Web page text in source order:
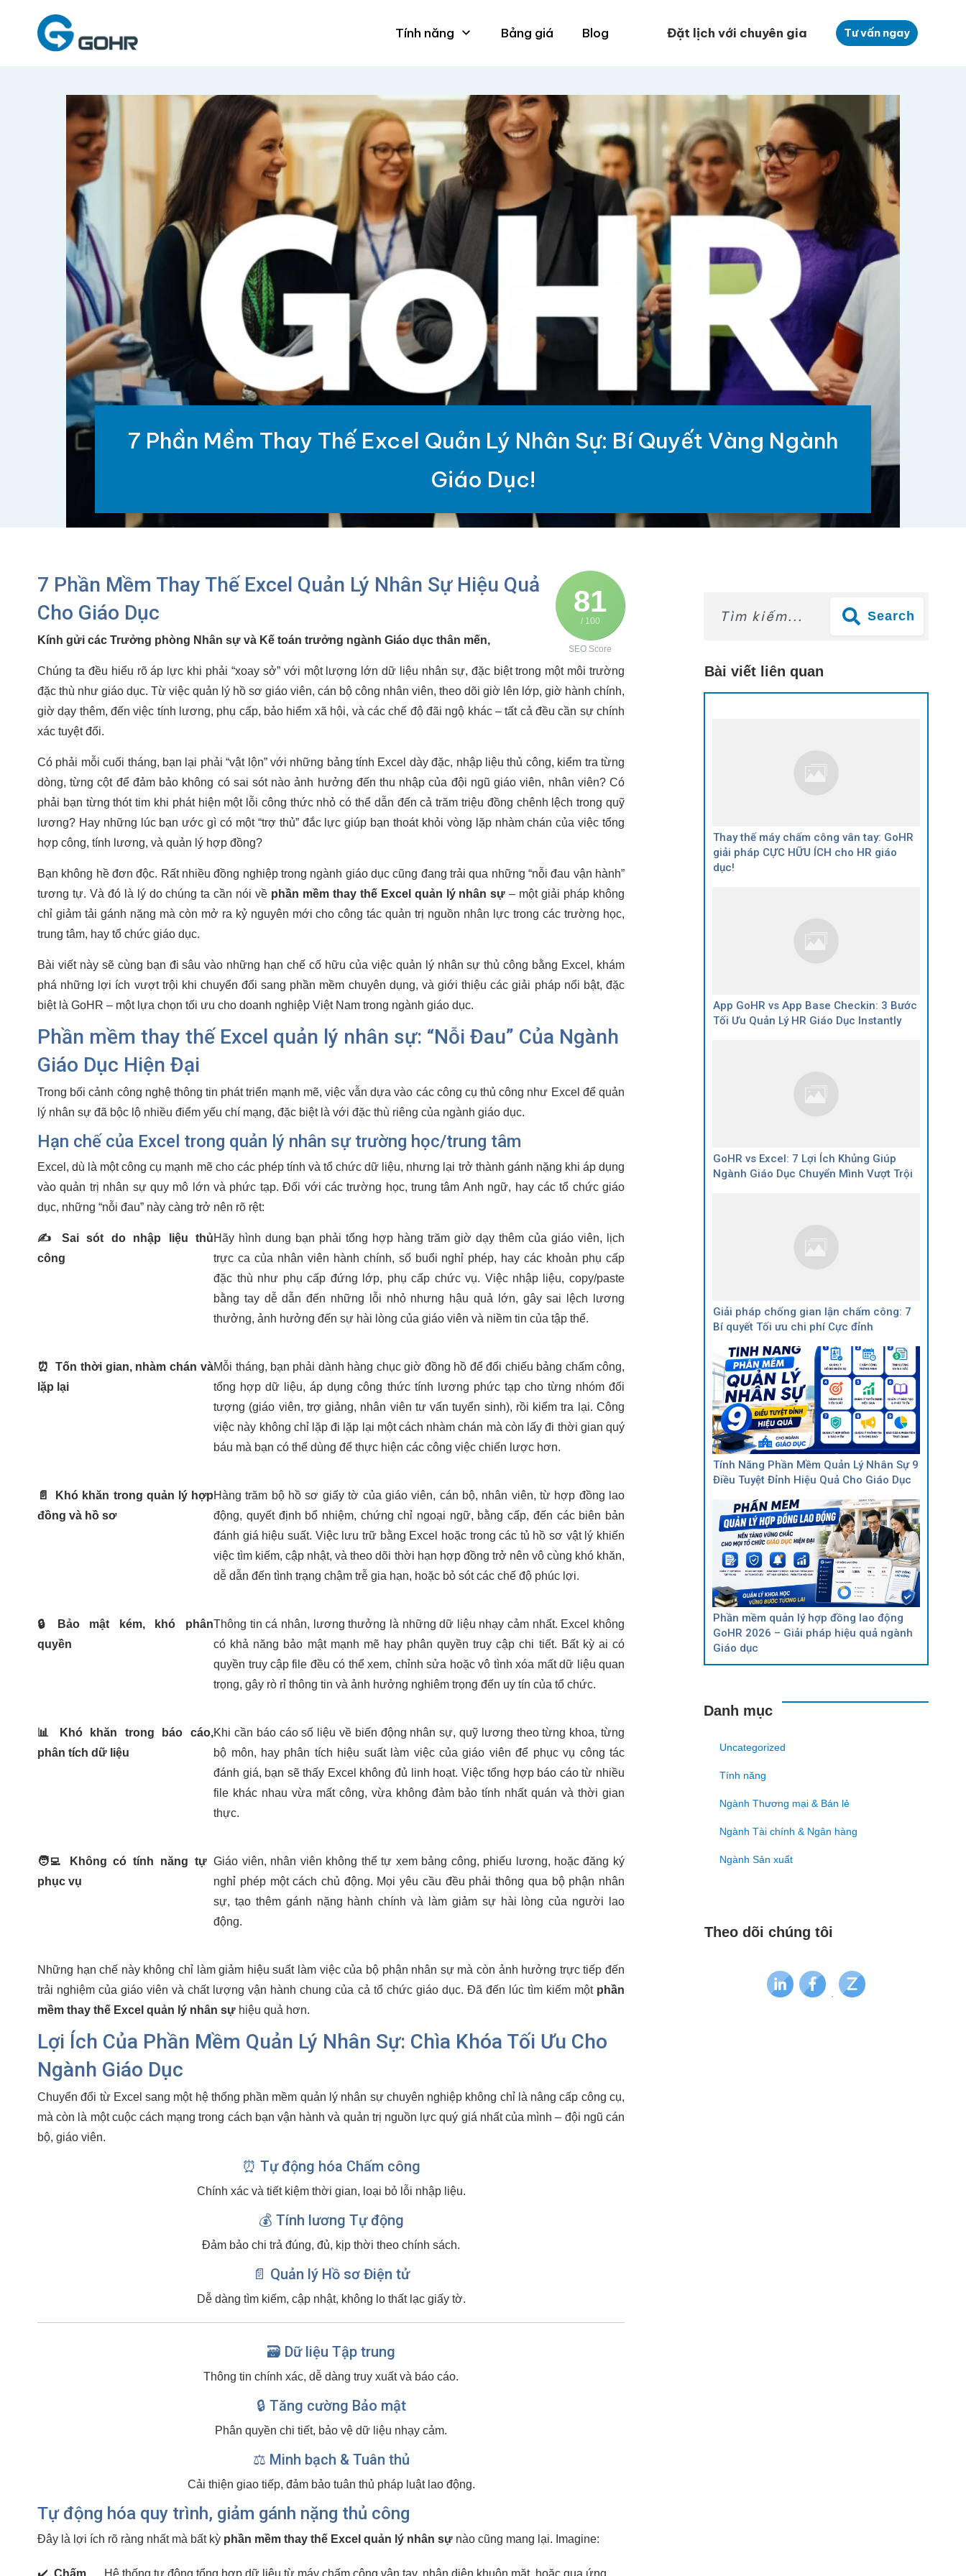
Tính năng Bảng giá Blog Đặt lịch với chuyên gia Tư vấn ngay
7 Phần Mềm Thay Thế Excel Quản Lý Nhân Sự: Bí Quyết Vàng Ngành
Giáo Dục!
81
/ 100
SEO Score
7 Phần Mềm Thay Thế Excel Quản Lý Nhân Sự Hiệu Quả
Cho Giáo Dục
Kính gửi các Trưởng phòng Nhân sự và Kế toán trưởng ngành Giáo dục thân mến,
Chúng ta đều hiểu rõ áp lực khi phải “xoay sở” với một lượng lớn dữ liệu nhân sự, đặc biệt trong một môi trường
đặc thù như giáo dục. Từ việc quản lý hồ sơ giáo viên, cán bộ công nhân viên, theo dõi giờ lên lớp, giờ hành chính,
giờ dạy thêm, đến việc tính lương, phụ cấp, bảo hiểm xã hội, và các chế độ đãi ngộ khác – tất cả đều cần sự chính
xác tuyệt đối.
Có phải mỗi cuối tháng, bạn lại phải “vật lộn” với những bảng tính Excel dày đặc, nhập liệu thủ công, kiểm tra từng
dòng, từng cột để đảm bảo không có sai sót nào ảnh hưởng đến thu nhập của đội ngũ giáo viên, nhân viên? Có
phải bạn từng thót tim khi phát hiện một lỗi công thức nhỏ có thể dẫn đến cả trăm triệu đồng chênh lệch trong quỹ
lương? Hay những lúc bạn ước gì có một “trợ thủ” đắc lực giúp bạn thoát khỏi vòng lặp nhàm chán của việc tổng
hợp công, tính lương, và quản lý hợp đồng?
Bạn không hề đơn độc. Rất nhiều đồng nghiệp trong ngành giáo dục cũng đang trải qua những “nỗi đau vận hành”
tương tự. Và đó là lý do chúng ta cần nói về phần mềm thay thế Excel quản lý nhân sự – một giải pháp không
chỉ giảm tải gánh nặng mà còn mở ra kỷ nguyên mới cho công tác quản trị nguồn nhân lực trong các trường học,
trung tâm, hay tổ chức giáo dục.
Bài viết này sẽ cùng bạn đi sâu vào những hạn chế cố hữu của việc quản lý nhân sự thủ công bằng Excel, khám
phá những lợi ích vượt trội khi chuyển đổi sang phần mềm chuyên dụng, và giới thiệu các giải pháp nổi bật, đặc
biệt là GoHR – một lựa chọn tối ưu cho doanh nghiệp Việt Nam trong ngành giáo dục.
Phần mềm thay thế Excel quản lý nhân sự: “Nỗi Đau” Của Ngành
Giáo Dục Hiện Đại
Trong bối cảnh công nghệ thông tin phát triển mạnh mẽ, việc vẫn dựa vào các công cụ thủ công như Excel để quản
lý nhân sự đã bộc lộ nhiều điểm yếu chí mạng, đặc biệt là với đặc thù riêng của ngành giáo dục.
Hạn chế của Excel trong quản lý nhân sự trường học/trung tâm
Excel, dù là một công cụ mạnh mẽ cho các phép tính và tổ chức dữ liệu, nhưng lại trở thành gánh nặng khi áp dụng
vào quản trị nhân sự quy mô lớn và phức tạp. Đối với các trường học, trung tâm Anh ngữ, hay các tổ chức giáo
dục, những “nỗi đau” này càng trở nên rõ rệt:
✍️
Sai sót do nhập liệu thủ
công
Hãy hình dung bạn phải tổng hợp hàng trăm giờ dạy thêm của giáo viên, lịch
trực ca của nhân viên hành chính, số buổi nghỉ phép, hay các khoản phụ cấp
đặc thù như phụ cấp đứng lớp, phụ cấp chức vụ. Việc nhập liệu, copy/paste
bằng tay dễ dẫn đến những lỗi nhỏ nhưng hậu quả lớn, gây sai lệch lương
thưởng, ảnh hưởng đến sự hài lòng của giáo viên và niềm tin của tập thể.
⏰
Tốn thời gian, nhàm chán và
lặp lại
Mỗi tháng, bạn phải dành hàng chục giờ đồng hồ để đối chiếu bảng chấm công,
tổng hợp dữ liệu, áp dụng công thức tính lương phức tạp cho từng nhóm đối
tượng (giáo viên, trợ giảng, nhân viên tư vấn tuyển sinh), rồi kiểm tra lại. Công
việc này không chỉ lặp đi lặp lại một cách nhàm chán mà còn lấy đi thời gian quý
báu mà bạn có thể dùng để thực hiện các công việc chiến lược hơn.
📄
Khó khăn trong quản lý hợp
đồng và hồ sơ
Hàng trăm bộ hồ sơ giấy tờ của giáo viên, cán bộ, nhân viên, từ hợp đồng lao
động, quyết định bổ nhiệm, chứng chỉ ngoại ngữ, bằng cấp, đến các biên bản
đánh giá hiệu suất. Việc lưu trữ bằng Excel hoặc trong các tủ hồ sơ vật lý khiến
việc tìm kiếm, cập nhật, và theo dõi thời hạn hợp đồng trở nên vô cùng khó khăn,
dễ dẫn đến tình trạng chậm trễ gia hạn, hoặc bỏ sót các chế độ phúc lợi.
🔒
Bảo mật kém, khó phân
quyền
Thông tin cá nhân, lương thưởng là những dữ liệu nhạy cảm nhất. Excel không
có khả năng bảo mật mạnh mẽ hay phân quyền truy cập chi tiết. Bất kỳ ai có
quyền truy cập file đều có thể xem, chỉnh sửa hoặc vô tình xóa mất dữ liệu quan
trọng, gây rò rỉ thông tin và ảnh hưởng nghiêm trọng đến uy tín của tổ chức.
📊
Khó khăn trong báo cáo,
phân tích dữ liệu
Khi cần báo cáo số liệu về biến động nhân sự, quỹ lương theo từng khoa, từng
bộ môn, hay phân tích hiệu suất làm việc của giáo viên để phục vụ công tác
đánh giá, bạn sẽ thấy Excel không đủ linh hoạt. Việc tổng hợp báo cáo từ nhiều
file khác nhau vừa mất công, vừa không đảm bảo tính nhất quán và thời gian
thực.
🧑‍💻
Không có tính năng tự
phục vụ
Giáo viên, nhân viên không thể tự xem bảng công, phiếu lương, hoặc đăng ký
nghỉ phép một cách chủ động. Mọi yêu cầu đều phải thông qua bộ phận nhân
sự, tạo thêm gánh nặng hành chính và làm giảm sự hài lòng của người lao
động.
Những hạn chế này không chỉ làm giảm hiệu suất làm việc của bộ phận nhân sự mà còn ảnh hưởng trực tiếp đến
trải nghiệm của giáo viên và chất lượng vận hành chung của cả tổ chức giáo dục. Đã đến lúc tìm kiếm một phần
mềm thay thế Excel quản lý nhân sự hiệu quả hơn.
Lợi Ích Của Phần Mềm Quản Lý Nhân Sự: Chìa Khóa Tối Ưu Cho
Ngành Giáo Dục
Chuyển đổi từ Excel sang một hệ thống phần mềm quản lý nhân sự chuyên nghiệp không chỉ là nâng cấp công cụ,
mà còn là một cuộc cách mạng trong cách bạn vận hành và quản trị nguồn lực quý giá nhất của mình – đội ngũ cán
bộ, giáo viên.
⏰ Tự động hóa Chấm công
Chính xác và tiết kiệm thời gian, loại bỏ lỗi nhập liệu.
💰 Tính lương Tự động
Đảm bảo chi trả đúng, đủ, kịp thời theo chính sách.
📄 Quản lý Hồ sơ Điện tử
Dễ dàng tìm kiếm, cập nhật, không lo thất lạc giấy tờ.
🗃️ Dữ liệu Tập trung
Thông tin chính xác, dễ dàng truy xuất và báo cáo.
🔒 Tăng cường Bảo mật
Phân quyền chi tiết, bảo vệ dữ liệu nhạy cảm.
⚖️ Minh bạch & Tuân thủ
Cải thiện giao tiếp, đảm bảo tuân thủ pháp luật lao động.
Tự động hóa quy trình, giảm gánh nặng thủ công
Đây là lợi ích rõ ràng nhất mà bất kỳ phần mềm thay thế Excel quản lý nhân sự nào cũng mang lại. Imagine:
✔️ Chấm Hệ thống tự động tổng hợp dữ liệu từ máy chấm công vân tay, nhận diện khuôn mặt, hoặc qua ứng
Search
Bài viết liên quan
Thay thế máy chấm công vân tay: GoHR
giải pháp CỰC HỮU ÍCH cho HR giáo
dục!
App GoHR vs App Base Checkin: 3 Bước
Tối Ưu Quản Lý HR Giáo Dục Instantly
GoHR vs Excel: 7 Lợi Ích Khủng Giúp
Ngành Giáo Dục Chuyển Mình Vượt Trội
Giải pháp chống gian lận chấm công: 7
Bí quyết Tối ưu chi phí Cực đỉnh
Tính Năng Phần Mềm Quản Lý Nhân Sự 9
Điều Tuyệt Đỉnh Hiệu Quả Cho Giáo Dục
Phần mềm quản lý hợp đồng lao động
GoHR 2026 – Giải pháp hiệu quả ngành
Giáo dục
Danh mục
Uncategorized
Tính năng
Ngành Thương mại & Bán lẻ
Ngành Tài chính & Ngân hàng
Ngành Sản xuất
Theo dõi chúng tôi